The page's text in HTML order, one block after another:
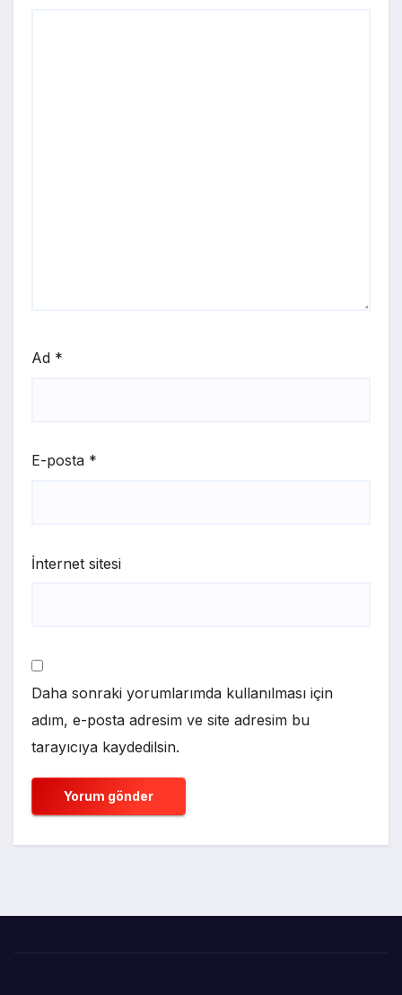
Ad *
E-posta *
İnternet sitesi
Daha sonraki yorumlarımda kullanılması için
adım, e-posta adresim ve site adresim bu
tarayıcıya kaydedilsin.